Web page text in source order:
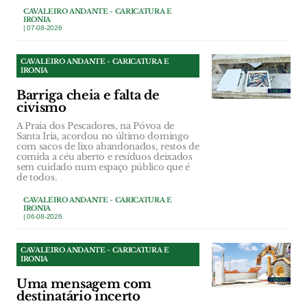
CAVALEIRO ANDANTE - CARICATURA E
IRONIA
| 07-08-2026
CAVALEIRO ANDANTE - CARICATURA E
IRONIA
Barriga cheia e falta de
civismo
A Praia dos Pescadores, na Póvoa de
Santa Iria, acordou no último domingo
com sacos de lixo abandonados, restos de
comida a céu aberto e resíduos deixados
sem cuidado num espaço público que é
de todos.
CAVALEIRO ANDANTE - CARICATURA E
IRONIA
| 06-08-2026
CAVALEIRO ANDANTE - CARICATURA E
IRONIA
Uma mensagem com
destinatário incerto